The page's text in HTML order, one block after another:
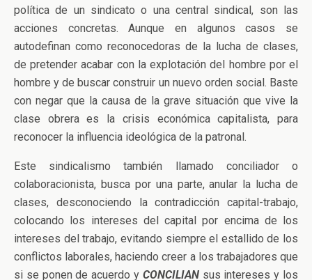
política de un sindicato o una central sindical, son las
acciones concretas. Aunque en algunos casos se
autodefinan como reconocedoras de la lucha de clases,
de pretender acabar con la explotación del hombre por el
hombre y de buscar construir un nuevo orden social. Baste
con negar que la causa de la grave situación que vive la
clase obrera es la crisis económica capitalista, para
reconocer la influencia ideológica de la patronal.
Este sindicalismo también llamado conciliador o
colaboracionista, busca por una parte, anular la lucha de
clases, desconociendo la contradicción capital-trabajo,
colocando los intereses del capital por encima de los
intereses del trabajo, evitando siempre el estallido de los
conflictos laborales, haciendo creer a los trabajadores que
si se ponen de acuerdo y CONCILIANsus intereses y los